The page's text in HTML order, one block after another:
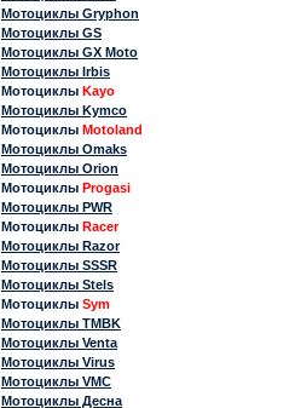
Мотоциклы Gryphon
Мотоциклы GS
Мотоциклы GX Moto
Мотоциклы Irbis
Мотоциклы Kayo
Мотоциклы Kymco
Мотоциклы Motoland
Мотоциклы Omaks
Мотоциклы Orion
Мотоциклы Progasi
Мотоциклы PWR
Мотоциклы Racer
Мотоциклы Razor
Мотоциклы SSSR
Мотоциклы Stels
Мотоциклы Sym
Мотоциклы TMBK
Мотоциклы Venta
Мотоциклы Virus
Мотоциклы VMC
Мотоциклы Десна